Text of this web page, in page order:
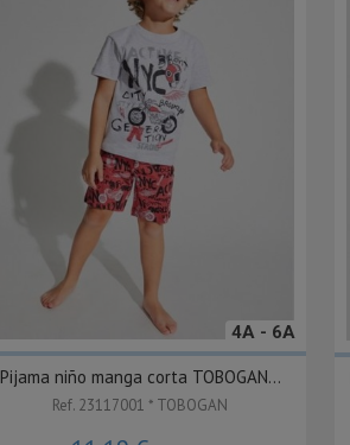
4A - 6A
Pijama niño manga corta TOBOGAN...
Ref. 23117001 * TOBOGAN